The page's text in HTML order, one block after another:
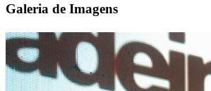
Galeria de Imagens